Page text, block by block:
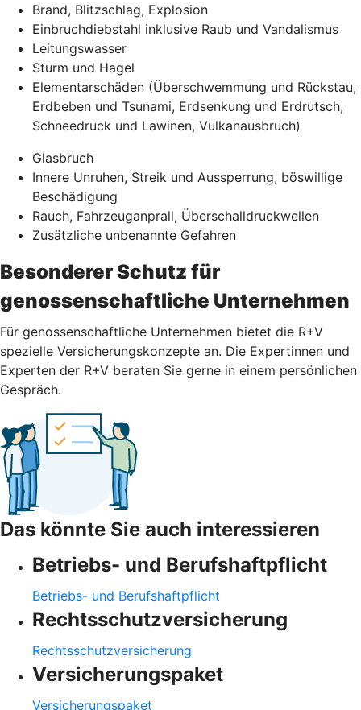
Brand, Blitzschlag, Explosion
Einbruchdiebstahl inklusive Raub und Vandalismus
Leitungswasser
Sturm und Hagel
Elementarschäden (Überschwemmung und Rückstau,
Erdbeben und Tsunami, Erdsenkung und Erdrutsch,
Schneedruck und Lawinen, Vulkanausbruch)
Glasbruch
Innere Unruhen, Streik und Aussperrung, böswillige
Beschädigung
Rauch, Fahrzeuganprall, Überschalldruckwellen
Zusätzliche unbenannte Gefahren
Besonderer Schutz für
genossenschaftliche Unternehmen
Für genossenschaftliche Unternehmen bietet die R+V
spezielle Versicherungskonzepte an. Die Expertinnen und
Experten der R+V beraten Sie gerne in einem persönlichen
Gespräch.
Das könnte Sie auch interessieren
Betriebs- und Berufshaftpflicht
Betriebs- und Berufshaftpflicht
Rechtsschutzversicherung
Rechtsschutzversicherung
Versicherungspaket
Versicherungspaket